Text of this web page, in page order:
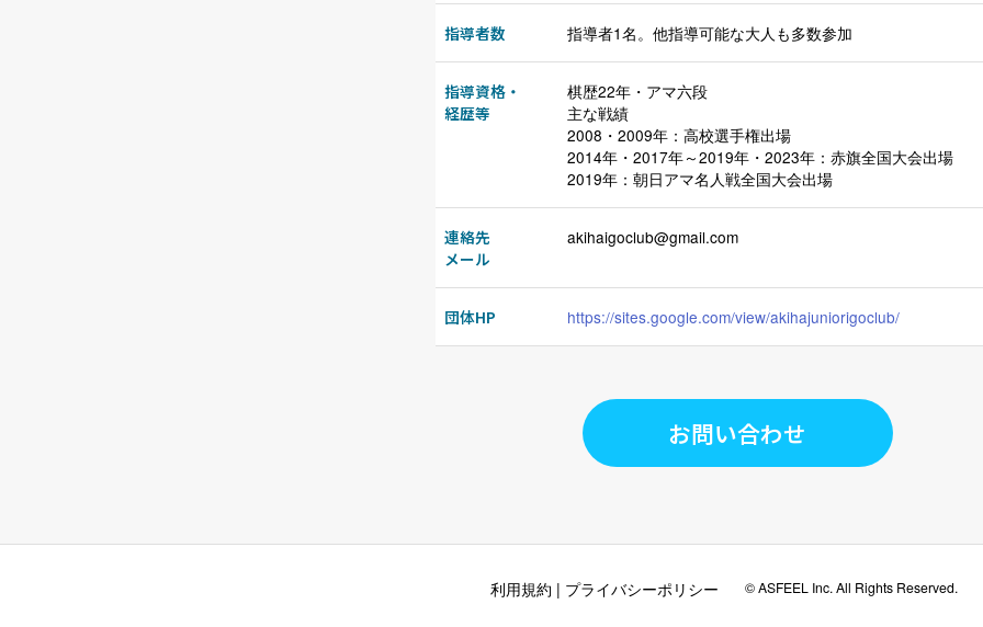
指導者数 指導者1名。他指導可能な大人も多数参加
指導資格・
経歴等
棋歴22年・アマ六段
主な戦績
2008・2009年：高校選手権出場
2014年・2017年～2019年・2023年：赤旗全国大会出場
2019年：朝日アマ名人戦全国大会出場
連絡先
メール
akihaigoclub@gmail.com
団体HP https://sites.google.com/view/akihajuniorigoclub/
お問い合わせ
利用規約 | プライバシーポリシー © ASFEEL Inc. All Rights Reserved.